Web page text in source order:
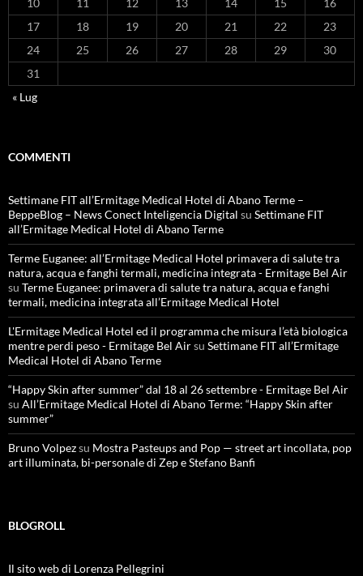
17
18 19 20 21 22
23
24
25 26 27 28 29
30
31
« Lug
COMMENTI
Settimane FIT all’Ermitage Medical Hotel di Abano Terme –
BeppeBlog – News Conect Inteligencia Digital su Settimane FIT
all’Ermitage Medical Hotel di Abano Terme
Terme Euganee: all’Ermitage Medical Hotel primavera di salute tra
natura, acqua e fanghi termali, medicina integrata - Ermitage Bel Air
su Terme Euganee: primavera di salute tra natura, acqua e fanghi
termali, medicina integrata all’Ermitage Medical Hotel
L'Ermitage Medical Hotel ed il programma che misura l’età biologica
mentre perdi peso - Ermitage Bel Airsu Settimane FIT all’Ermitage
Medical Hotel di Abano Terme
“Happy Skin after summer” dal 18 al 26 settembre - Ermitage Bel Air
su All’Ermitage Medical Hotel di Abano Terme: “Happy Skin after
summer”
Bruno Volpezsu Mostra Pasteups and Pop — street art incollata, pop
art illuminata, bi-personale di Zep e Stefano Banfi
BLOGROLL
Il sito web di Lorenza Pellegrini